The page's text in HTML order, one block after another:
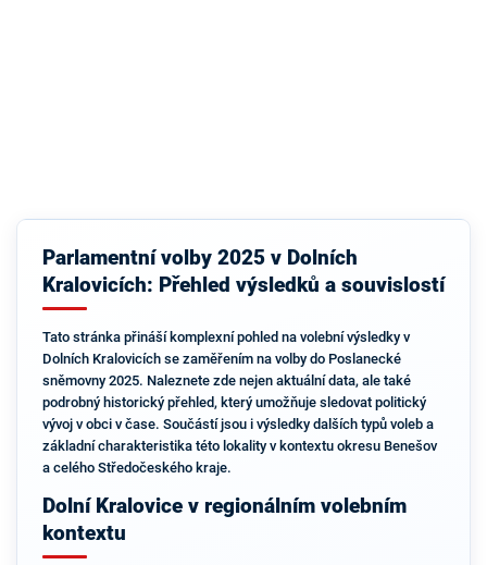
Parlamentní volby 2025 v Dolních
Kralovicích: Přehled výsledků a souvislostí
Tato stránka přináší komplexní pohled na volební výsledky v
Dolních Kralovicích se zaměřením na volby do Poslanecké
sněmovny 2025. Naleznete zde nejen aktuální data, ale také
podrobný historický přehled, který umožňuje sledovat politický
vývoj v obci v čase. Součástí jsou i výsledky dalších typů voleb a
základní charakteristika této lokality v kontextu okresu Benešov
a celého Středočeského kraje.
Dolní Kralovice v regionálním volebním
kontextu